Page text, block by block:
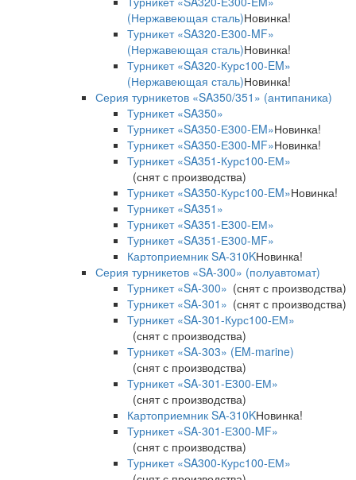
(Нержавеющая сталь)Новинка!
Турникет «SA320-Е300-MF»
(Нержавеющая сталь)Новинка!
Турникет «SA320-Курс100-EM»
(Нержавеющая сталь)Новинка!
Серия турникетов «SA350/351» (антипаника)
Турникет «SA350»
Турникет «SA350-Е300-EM»Новинка!
Турникет «SA350-Е300-MF»Новинка!
Турникет «SA351-Курс100-ЕМ»
(снят с производства)
Турникет «SA350-Курс100-EM»Новинка!
Турникет «SA351»
Турникет «SA351-Е300-ЕМ»
Турникет «SA351-Е300-MF»
Картоприемник SA-310KНовинка!
Серия турникетов «SA-300» (полуавтомат)
Турникет «SA-300» (снят с производства)
Турникет «SA-301» (снят с производства)
Турникет «SA-301-Курс100-ЕМ»
(снят с производства)
Турникет «SA-303» (EM-marine)
(снят с производства)
Турникет «SA-301-Е300-ЕМ»
(снят с производства)
Картоприемник SA-310KНовинка!
Турникет «SA-301-Е300-MF»
(снят с производства)
Турникет «SA300-Курс100-ЕМ»